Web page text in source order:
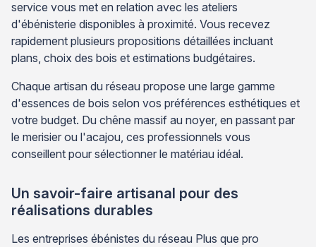
service vous met en relation avec les ateliers
d'ébénisterie disponibles à proximité. Vous recevez
rapidement plusieurs propositions détaillées incluant
plans, choix des bois et estimations budgétaires.
Chaque artisan du réseau propose une large gamme
d'essences de bois selon vos préférences esthétiques et
votre budget. Du chêne massif au noyer, en passant par
le merisier ou l'acajou, ces professionnels vous
conseillent pour sélectionner le matériau idéal.
Un savoir-faire artisanal pour des
réalisations durables
Les entreprises ébénistes du réseau Plus que pro